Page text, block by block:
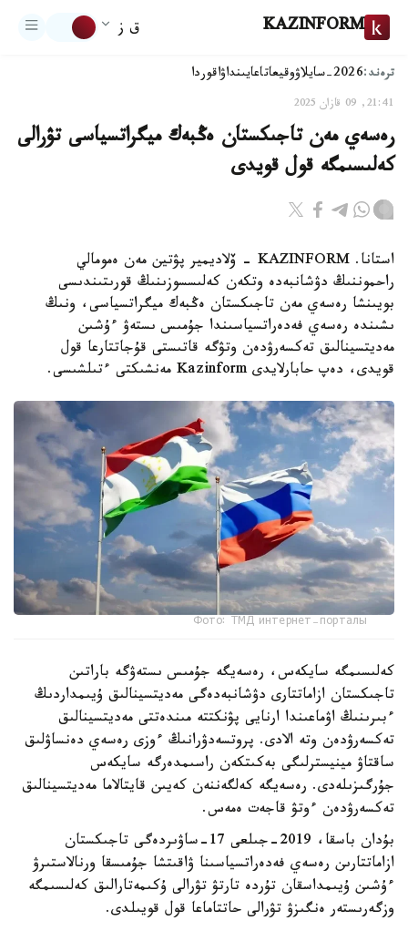
KAZINFORM ق ز
ترەند:2026-سايلاۋ وقيعاتاعايىنداۋاقوردا
21:41, 09 قازان 2025
رەسەي مەن تاجىكستان ەڭبەك ميگراتسياسى تۋرالى
كەلىسىمگە قول قويدى
استانا. KAZINFORM - ۆلاديمير پۋتين مەن ەمومالي
راحموننىڭ دۋشانبەدە وتكەن كەلىسسوزىنىڭ قورىتىندىسى
بويىنشا رەسەي مەن تاجىكستان ەڭبەك ميگراتسياسى، ونىڭ
ىشىندە رەسەي فەدەراتسياسىندا جۇمىس ىستەۋ ءۇشىن
مەديتسينالىق تەكسەرۋدەن وتۋگە قاتىستى قۇجاتتارعا قول
قويدى، دەپ حابارلايدى Kazinform مەنشىكتى ءتىلشىسى.
Фото: ТМД интернет-порталы
كەلىسىمگە سايكەس، رەسەيگە جۇمىس ىستەۋگە باراتىن
تاجىكستان ازاماتتارى دۋشانبەدەگى مەديتسينالىق ۇيىمداردىڭ
ءبىرىنىڭ اۋماعىندا ارنايى پۋنكتتە مىندەتتى مەديتسينالىق
تەكسەرۋدەن وتە الادى. پروتسەدۋرانىڭ ءوزى رەسەي دەنساۋلىق
ساقتاۋ مينيسترلىگى بەكىتكەن راسىمدەرگە سايكەس
جۇرگىزىلەدى. رەسەيگە كەلگەننەن كەيىن قايتالاما مەديتسينالىق
تەكسەرۋدەن ءوتۋ قاجەت ەمەس.
بۇدان باسقا، 2019-جىلعى 17-ساۋىردەگى تاجىكستان
ازاماتتارىن رەسەي فەدەراتسياسىنا ۋاقىتشا جۇمىسقا ورنالاستىرۋ
ءۇشىن ۇيىمداسقان تۇردە تارتۋ تۋرالى ۇكىمەتارالىق كەلىسىمگە
وزگەرىستەر ەنگىزۋ تۋرالى حاتتاماعا قول قويىلدى.